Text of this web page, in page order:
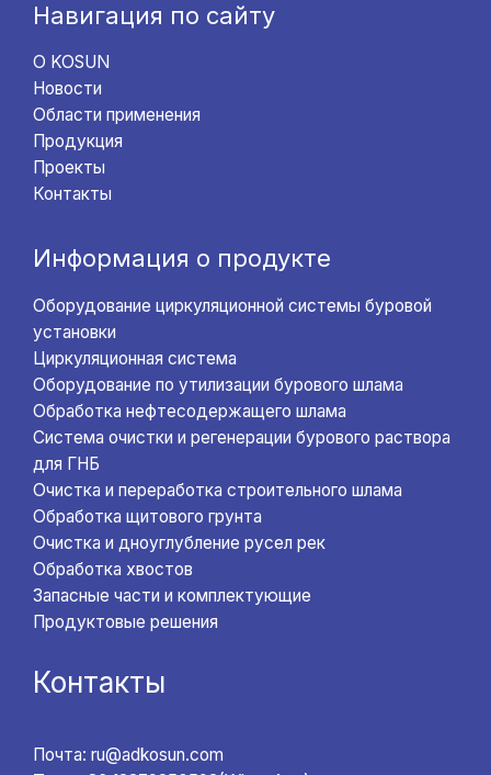
Навигация по сайту
О KOSUN
Новости
Области применения
Продукция
Проекты
Контакты
Информация о продукте
Оборудование циркуляционной системы буровой
установки
Циркуляционная система
Оборудование по утилизации бурового шлама
Обработка нефтесодержащего шлама
Система очистки и регенерации бурового раствора
для ГНБ
Очистка и переработка строительного шлама
Обработка щитового грунта
Очистка и дноуглубление русел рек
Обработка хвостов
Запасные части и комплектующие
Продуктовые решения
Контакты
Почта: ru@adkosun.com